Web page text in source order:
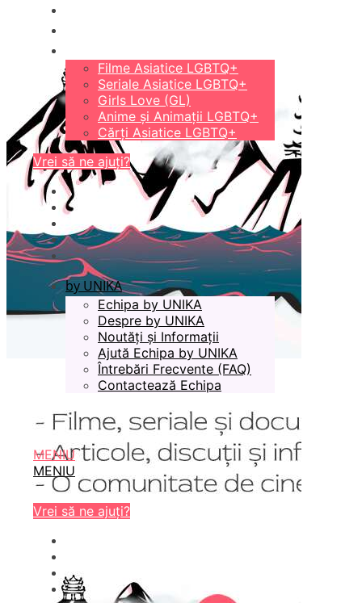
Filme Asiatice LGBTQ+
Seriale Asiatice LGBTQ+
Girls Love (GL)
Anime și Animații LGBTQ+
Cărți Asiatice LGBTQ+
Vrei să ne ajuți?
by UNIKA
Echipa by UNIKA
Despre by UNIKA
Noutăți și Informații
Ajută Echipa by UNIKA
Întrebări Frecvente (FAQ)
Contactează Echipa
MENIU
MENIU
Vrei să ne ajuți?